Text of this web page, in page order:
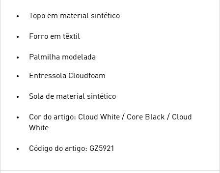
Topo em material sintético
Forro em têxtil
Palmilha modelada
Entressola Cloudfoam
Sola de material sintético
Cor do artigo: Cloud White / Core Black / Cloud
White
Código do artigo: GZ5921